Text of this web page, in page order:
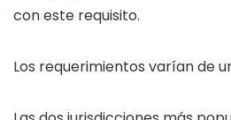
con este requisito.
Los requerimientos varían de